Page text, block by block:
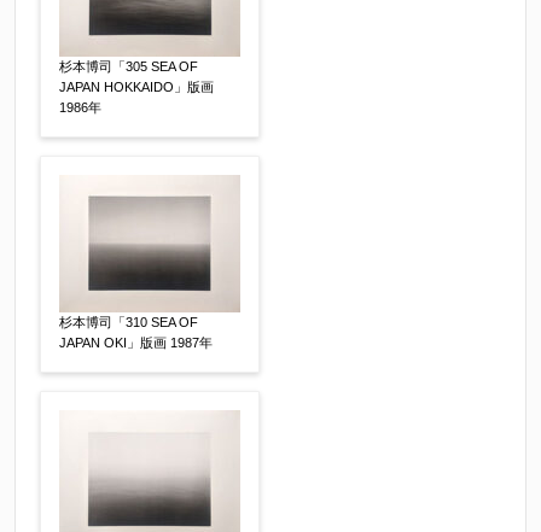
その他 【任意】
杉本博司「305 SEA OF
JAPAN HOKKAIDO」版画
1986年
杉本博司「310 SEA OF
JAPAN OKI」版画 1987年